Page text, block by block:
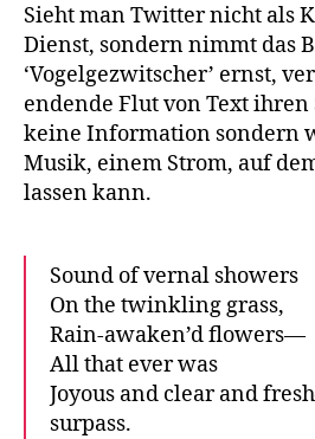
Sieht man Twitter nicht als
Dienst, sondern nimmt das
‘Vogelgezwitscher’ ernst,
endende Flut von Text ihren
keine Information sondern
Musik, einem Strom, auf
lassen kann.
Sound of vernal showers
On the twinkling grass,
Rain-awaken’d flowers—
All that ever was
Joyous and clear and
surpass.